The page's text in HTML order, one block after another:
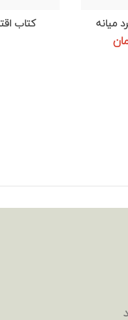
میانه
قیمت
فعلی:
کتاب